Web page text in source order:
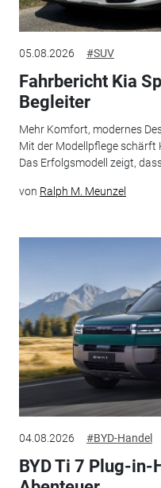
05.08.2026 #SUV
Fahrbericht Kia
Begleiter
Mehr Komfort, modernes
Mit der Modellpflege schärft
Das Erfolgsmodell zeigt,
von Ralph M. Meunzel
04.08.2026 #BYD-Handel
BYD Ti 7 Plug-in-